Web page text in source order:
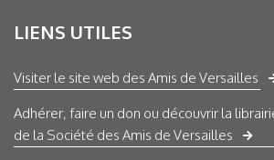
LIENS UTILES
Visiter le site web des Amis de Versailles
Adhérer, faire un don ou découvrir la
de la Société des Amis de Versailles